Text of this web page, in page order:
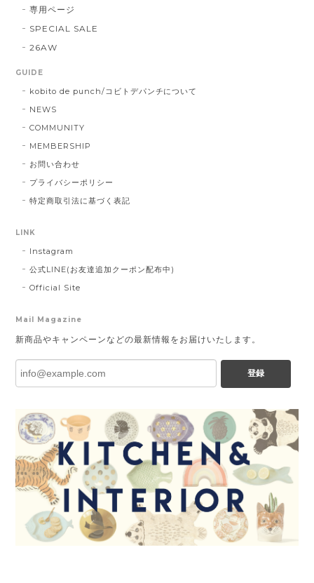
専用ページ
SPECIAL SALE
26AW
GUIDE
kobito de punch/コビトデパンチについて
NEWS
COMMUNITY
MEMBERSHIP
お問い合わせ
プライバシーポリシー
特定商取引法に基づく表記
LINK
Instagram
公式LINE(お友達追加クーポン配布中)
Official Site
Mail Magazine
新商品やキャンペーンなどの最新情報をお届けいたします。
登録